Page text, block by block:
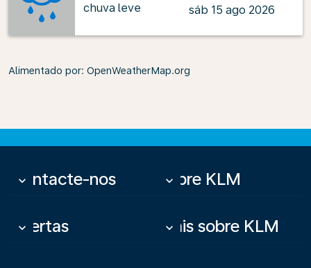
chuva leve
sáb 15 ago 2026
Alimentado por: OpenWeatherMap.org
Contacte-nos
keyboard_arrow_down Sobre KLM
keyboard_arrow_down
Ofertas
keyboard_arrow_down Mais sobre KLM
keyboard_arrow_down